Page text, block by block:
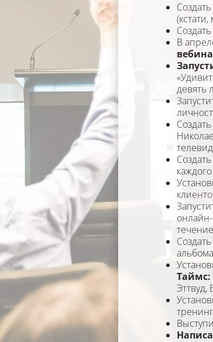
Создать
Создать
В
девять
Создать
Создать
Создать
Таймс: